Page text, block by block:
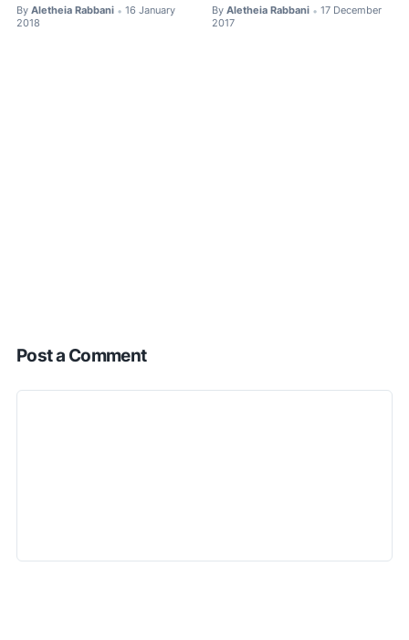
By Aletheia Rabbani • 16 January
2018
By Aletheia Rabbani • 17 December
2017
Post a Comment